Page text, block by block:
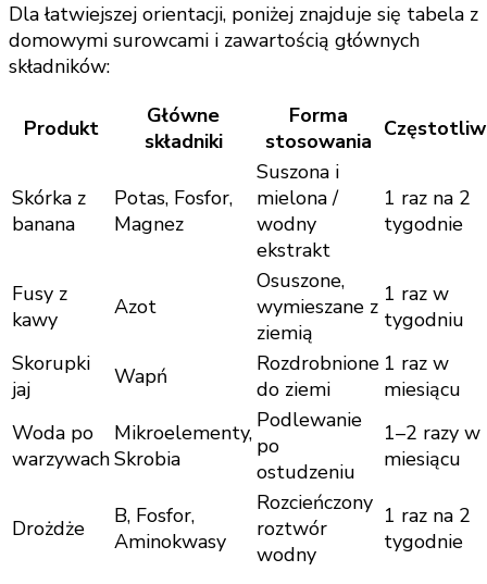
Dla łatwiejszej orientacji, poniżej znajduje się tabela z
domowymi surowcami i zawartością głównych
składników:
Produkt
Główne
składniki
Forma
stosowania
Skórka z
banana
Potas, Fosfor,
Magnez
Suszona i
mielona /
wodny
ekstrakt
1 raz na 2
tygodnie
Fusy z
kawy
Azot
Osuszone,
wymieszane z
ziemią
1 raz w
tygodniu
Skorupki
jaj
Wapń
Rozdrobnione
do ziemi
1 raz w
miesiącu
Woda po
warzywach
Mikroelementy,
Skrobia
Podlewanie
po
ostudzeniu
1–2 razy w
miesiącu
Drożdże
B, Fosfor,
Aminokwasy
Rozcieńczony
roztwór
wodny
1 raz na 2
tygodnie